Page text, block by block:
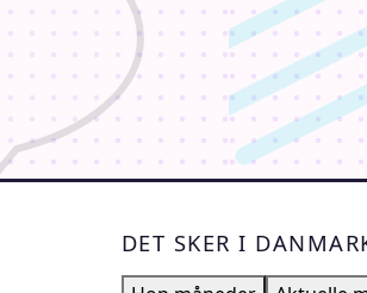
Join us, as
The weekend
DET SKER I